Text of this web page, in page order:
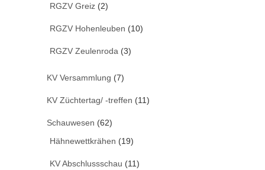
RGZV Greiz (2)
RGZV Hohenleuben (10)
RGZV Zeulenroda (3)
KV Versammlung (7)
KV Züchtertag/ -treffen (11)
Schauwesen (62)
Hähnewettkrähen (19)
KV Abschlussschau (11)